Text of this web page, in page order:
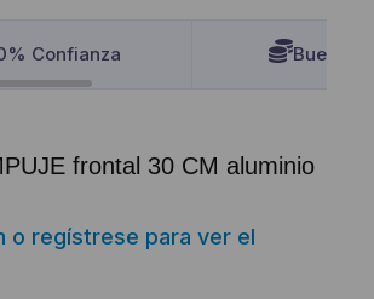
Confianza Buenos
frontal 30 CM aluminio
o regístrese para ver el